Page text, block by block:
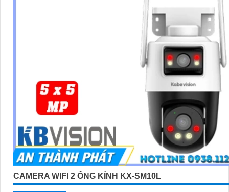
CAMERA WIFI 2 ỐNG KÍNH KX-SM10L